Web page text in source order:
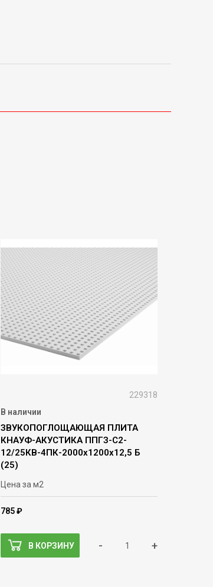
229318
В наличии
ЗВУКОПОГЛОЩАЮЩАЯ ПЛИТА
КНАУФ-АКУСТИКА ППГЗ-С2-
12/25КВ-4ПК-2000х1200х12,5 Б
(25)
Цена за м2
785 ₽
В КОРЗИНУ - +